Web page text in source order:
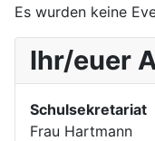
Es wurden keine
Ihr/euer
Schulsekretariat
Frau Hartmann